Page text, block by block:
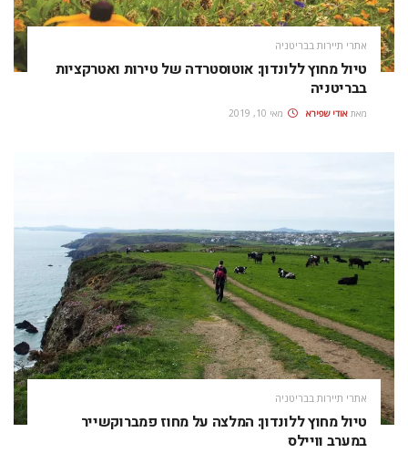
אתרי תיירות בבריטניה
טיול מחוץ ללונדון: אוטוסטרדה של טירות ואטרקציות
בבריטניה
מאת אודי שפירא מאי 10, 2019
אתרי תיירות בבריטניה
טיול מחוץ ללונדון: המלצה על מחוז פמברוקשייר
במערב וויילס